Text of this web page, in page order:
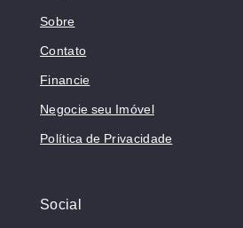
Sobre
Contato
Financie
Negocie seu Imóvel
Política de Privacidade
Social